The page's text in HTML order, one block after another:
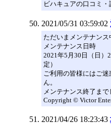
ビハキュアの口コミ・
2021/05/31 03:59:02
ただいまメンテナンス
メンテナンス日時
2021年5月30日（日）
定）
ご利用の皆様にはご
ん。
メンテナンス終了まで
Copyright © Victor
2021/04/26 18:23:43